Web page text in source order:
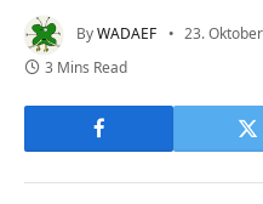
ByWADAEF 23.
3 Mins Read